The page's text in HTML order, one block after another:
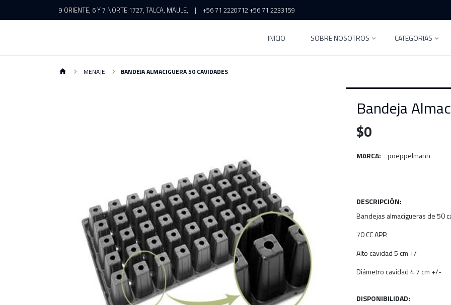
9 ORIENTE, 6 Y 7 NORTE 1727, TALCA, MAULE, | +56 71 2220712 +56 71 2233159
INICIO SOBRE NOSOTROS CATEGORIAS
MENAJE BANDEJA ALMACIGUERA 50 CAVIDADES
Bandeja
$0
MARCA: poeppelmann
DESCRIPCIÓN:
Bandejas almacigueras de 50
70 CC APP.
Alto cavidad 5 cm +/-
Diámetro cavidad 4.7 cm +/-
DISPONIBILIDAD: